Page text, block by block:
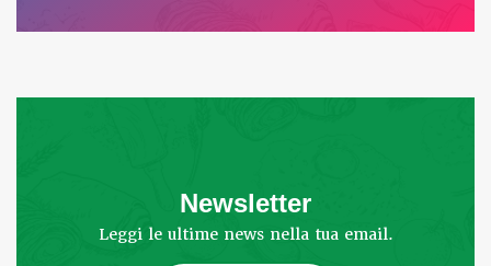
Newsletter
Leggi le ultime news nella tua email.